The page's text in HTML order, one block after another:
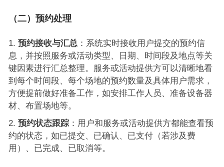
（二）预约处理
预约接收与汇总 ：系统实时接收用户提交的预约信
息，并按照服务或活动类型、日期、时间段及地点等关
键因素进行汇总整理。服务或活动提供方可以清晰地看
到每个时间段、每个场地的预约数量及具体用户需求，
方便提前做好准备工作，如安排工作人员、准备设备器
材、布置场地等。
预约状态跟踪：用户和服务或活动提供方都能查看预
约的状态，如已提交、已确认、已支付（若涉及费
用）、已完成、已取消等。